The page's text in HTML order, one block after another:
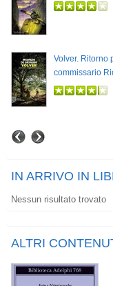
Volver. Ritorno
commissario
IN ARRIVO IN
Nessun risultato trovato
ALTRI